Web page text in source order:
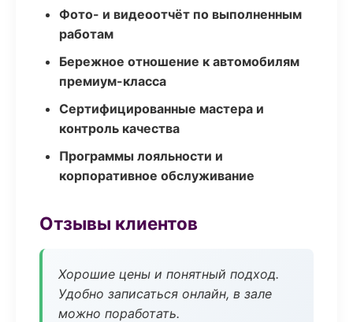
Фото- и видеоотчёт по выполненным
работам
Бережное отношение к автомобилям
премиум-класса
Сертифицированные мастера и
контроль качества
Программы лояльности и
корпоративное обслуживание
Отзывы клиентов
Хорошие цены и понятный подход.
Удобно записаться онлайн, в зале
можно поработать.